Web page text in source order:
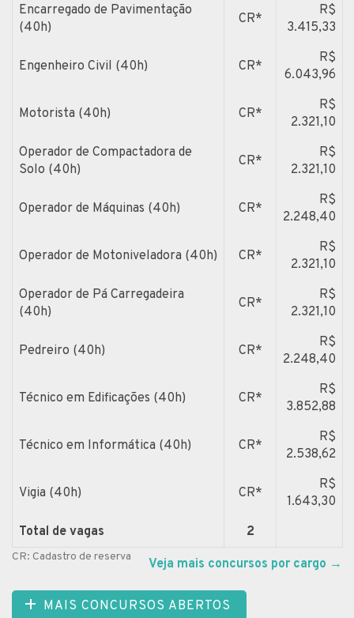
Encarregado de Pavimentação
(40h)
CR*
R$
3.415,33
Engenheiro Civil (40h) CR*
R$
6.043,96
Motorista (40h) CR*
R$
2.321,10
Operador de Compactadora de
Solo (40h)
CR*
R$
2.321,10
Operador de Máquinas (40h) CR*
R$
2.248,40
Operador de Motoniveladora (40h) CR*
R$
2.321,10
Operador de Pá Carregadeira
(40h)
CR*
R$
2.321,10
Pedreiro (40h) CR*
R$
2.248,40
Técnico em Edificações (40h) CR*
R$
3.852,88
Técnico em Informática (40h) CR*
R$
2.538,62
Vigia (40h) CR*
R$
1.643,30
Total de vagas
2
CR: Cadastro de reserva Veja mais concursos por cargo →
MAIS CONCURSOS ABERTOS